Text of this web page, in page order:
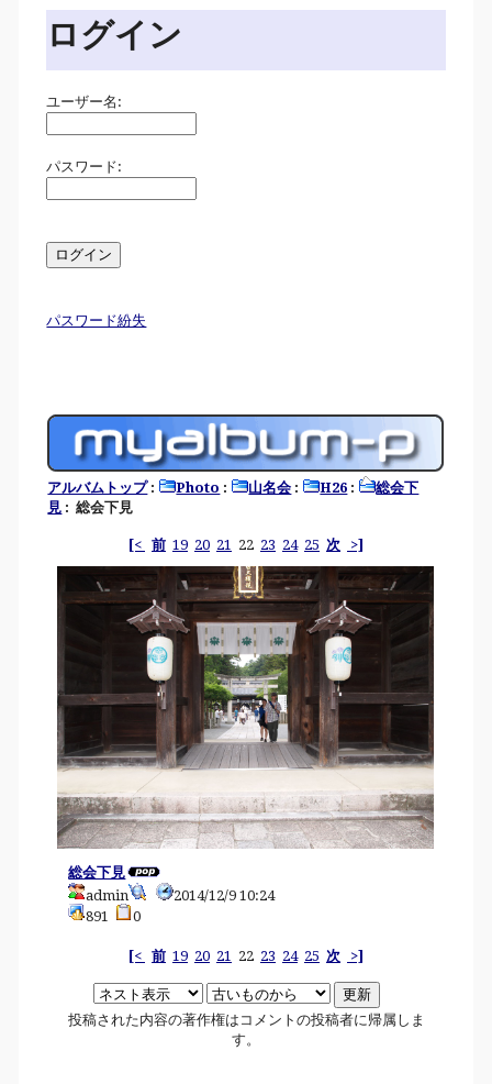
ログイン
ユーザー名:
パスワード:
パスワード紛失
アルバムトップ: Photo : 山名会 : H26 :
総会下
見 : 総会下見
[< 前 19 20 21 22 23 24 25 次 >]
総会下見
admin
2014/12/9 10:24
891
0
[< 前 19 20 21 22 23 24 25 次 >]
投稿された内容の著作権はコメントの投稿者に帰属しま
す。